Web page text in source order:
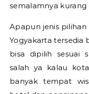
semalamnya kurang
Apapun jenis
Yogyakarta tersedia
bisa dipilih sesuai
salah ya kalau
banyak tempat